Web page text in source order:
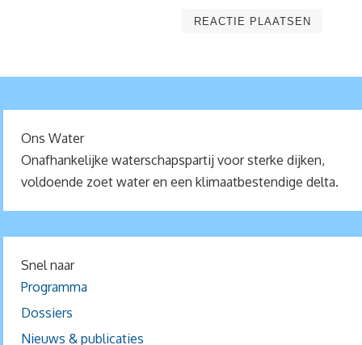
Ons Water
Onafhankelijke waterschapspartij voor sterke dijken,
voldoende zoet water en een klimaatbestendige delta.
Snel naar
Programma
Dossiers
Nieuws & publicaties